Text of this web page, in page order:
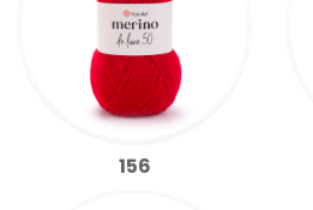
156